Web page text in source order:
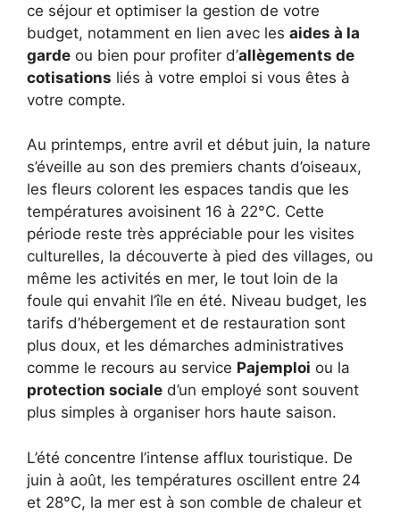
ce séjour et optimiser la gestion de votre
budget, notamment en lien avec les aides à la
garde ou bien pour profiter d’allègements de
cotisations liés à votre emploi si vous êtes à
votre compte.
Au printemps, entre avril et début juin, la nature
s’éveille au son des premiers chants d’oiseaux,
les fleurs colorent les espaces tandis que les
températures avoisinent 16 à 22°C. Cette
période reste très appréciable pour les visites
culturelles, la découverte à pied des villages, ou
même les activités en mer, le tout loin de la
foule qui envahit l’île en été. Niveau budget, les
tarifs d’hébergement et de restauration sont
plus doux, et les démarches administratives
comme le recours au service Pajemploi ou la
protection sociale d’un employé sont souvent
plus simples à organiser hors haute saison.
L’été concentre l’intense afflux touristique. De
juin à août, les températures oscillent entre 24
et 28°C, la mer est à son comble de chaleur et